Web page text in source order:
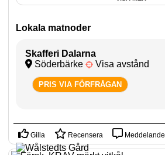
Lokala matnoder
Skafferi Dalarna
Söderbärke
Visa avstånd
PRIS VIA FÖRFRÅGAN
Gilla Recensera Meddelande